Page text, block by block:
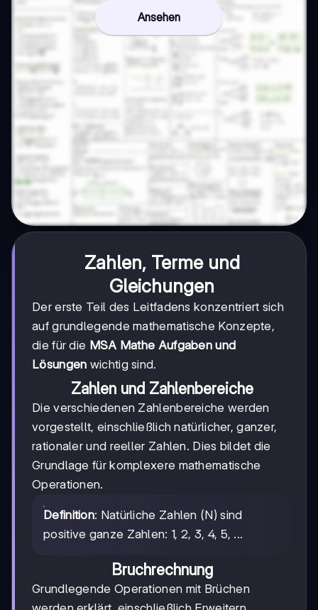
Ansehen
Zahlen, Terme und
Gleichungen
Der erste Teil des Leitfadens konzentriert sich
auf grundlegende mathematische Konzepte,
die für die MSA Mathe Aufgaben und
Lösungen wichtig sind.
Zahlen und Zahlenbereiche
Die verschiedenen Zahlenbereiche werden
vorgestellt, einschließlich natürlicher, ganzer,
rationaler und reeller Zahlen. Dies bildet die
Grundlage für komplexere mathematische
Operationen.
Definition: Natürliche Zahlen (N) sind
positive ganze Zahlen: 1, 2, 3, 4, 5, ...
Bruchrechnung
Grundlegende Operationen mit Brüchen